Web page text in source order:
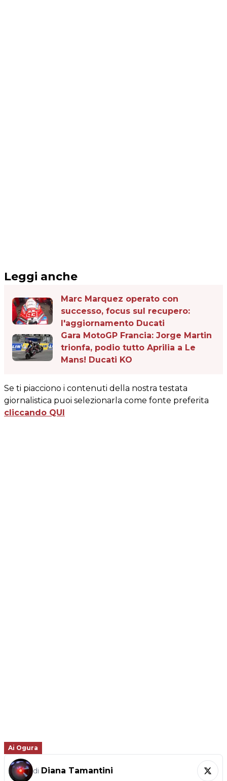
Leggi anche
Marc Marquez operato con
successo, focus sul recupero:
l'aggiornamento Ducati
Gara MotoGP Francia: Jorge Martin
trionfa, podio tutto Aprilia a Le
Mans! Ducati KO
Se ti piacciono i contenuti della nostra testata
giornalistica puoi selezionarla come fonte preferita
cliccando QUI
Ai Ogura
di Diana Tamantini